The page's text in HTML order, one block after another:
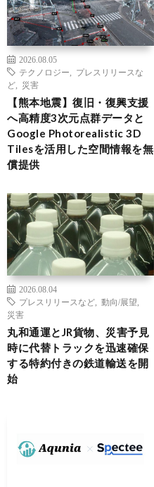
2026.08.05
テクノロジー
プレスリリースな
ど
災害
【熊本地震】復旧・復興支援
へ高精度3次元点群データと
Google Photorealistic 3D
Tilesを活用した空間情報を無
償提供
2026.08.04
プレスリリースなど
動向/展望
災害
丸和通運とJR貨物、災害予見
時に代替トラックを迅速確保
する特約付きの鉄道輸送を開
始